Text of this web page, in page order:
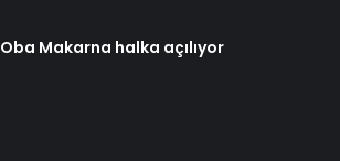
Oba Makarna halka açılıyor